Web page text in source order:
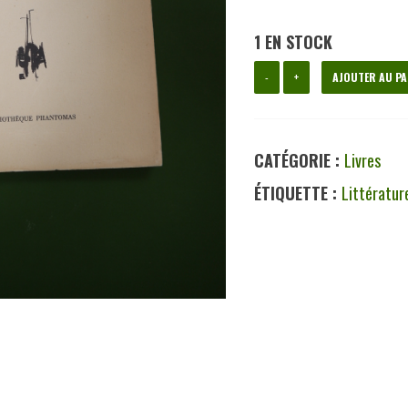
1 EN STOCK
-
quantité
ce
temps-
+ AJOUTER AU
CATÉGORIE : Livres
ÉTIQUETTE :